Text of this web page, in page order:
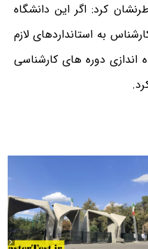
کرد: اگر این دانشگاه
به استانداردهای لازم
اندازی دوره های کارشناسی